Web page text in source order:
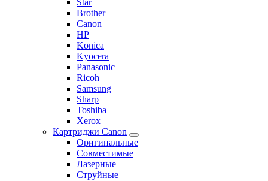
Star
Brother
Canon
HP
Konica
Kyocera
Panasonic
Ricoh
Samsung
Sharp
Toshiba
Xerox
Картриджи Canon
Оригинальные
Совместимые
Лазерные
Струйные